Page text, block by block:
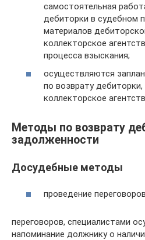
самостоятельная
дебиторки в судебном
материалов
коллекторское
процесса взыскания;
осуществляются
по возврату
коллекторское
Методы по возврату
задолженности
Досудебные методы
проведение
переговоров, специалистами
напоминание должнику о